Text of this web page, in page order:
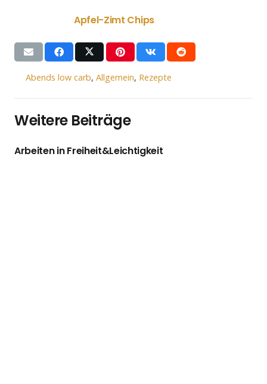
Apfel-Zimt Chips
Abends low carb,Allgemein, Rezepte
Weitere Beiträge
Arbeiten in Freiheit&Leichtigkeit